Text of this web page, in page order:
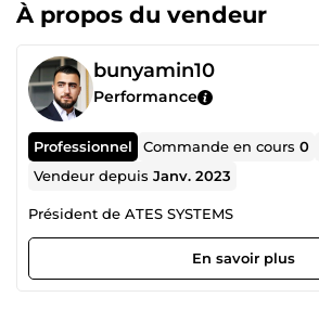
À propos du vendeur
bunyamin10
Performance
Professionnel Commande en cours0
Vendeur depuisJanv. 2023
Président de ATES SYSTEMS
En savoir plus